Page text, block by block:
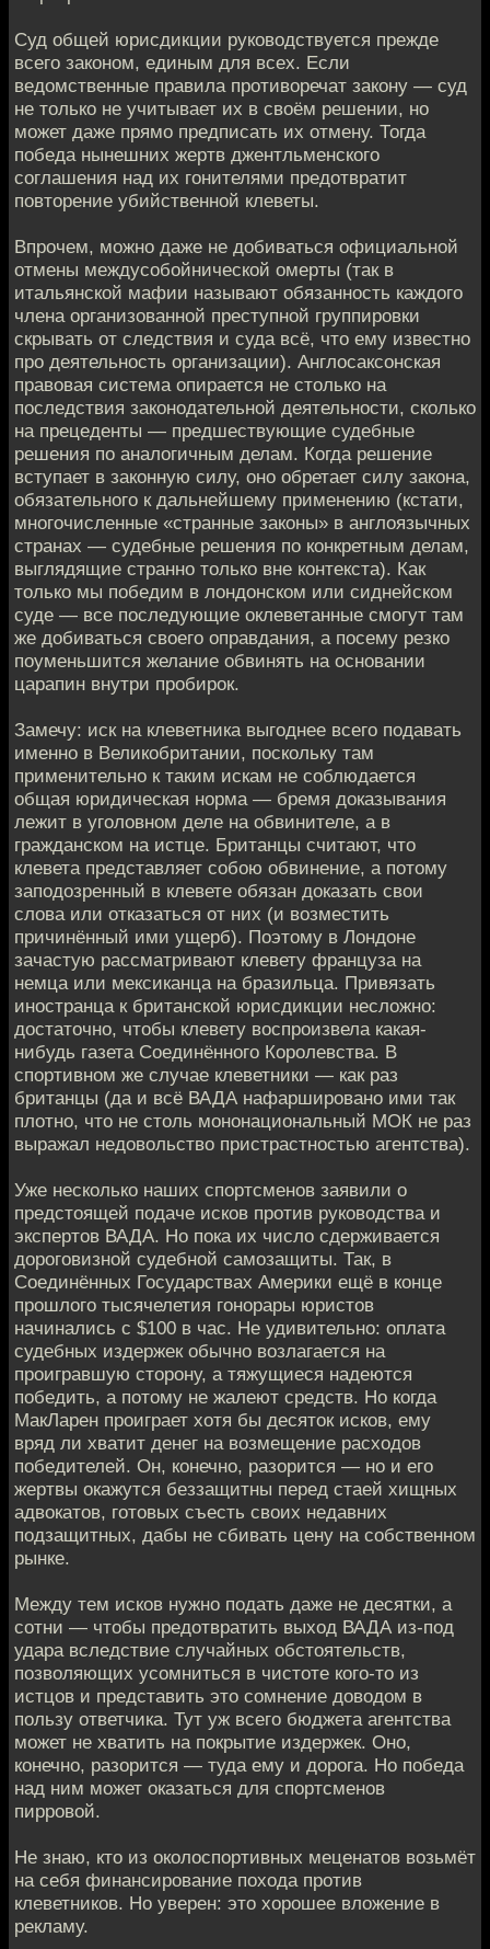
Суд общей юрисдикции руководствуется прежде
всего законом, единым для всех. Если
ведомственные правила противоречат закону — суд
не только не учитывает их в своём решении, но
может даже прямо предписать их отмену. Тогда
победа нынешних жертв джентльменского
соглашения над их гонителями предотвратит
повторение убийственной клеветы.
Впрочем, можно даже не добиваться официальной
отмены междусобойнической омерты (так в
итальянской мафии называют обязанность каждого
члена организованной преступной группировки
скрывать от следствия и суда всё, что ему известно
про деятельность организации). Англосаксонская
правовая система опирается не столько на
последствия законодательной деятельности, сколько
на прецеденты — предшествующие судебные
решения по аналогичным делам. Когда решение
вступает в законную силу, оно обретает силу закона,
обязательного к дальнейшему применению (кстати,
многочисленные «странные законы» в англоязычных
странах — судебные решения по конкретным делам,
выглядящие странно только вне контекста). Как
только мы победим в лондонском или сиднейском
суде — все последующие оклеветанные смогут там
же добиваться своего оправдания, а посему резко
поуменьшится желание обвинять на основании
царапин внутри пробирок.
Замечу: иск на клеветника выгоднее всего подавать
именно в Великобритании, поскольку там
применительно к таким искам не соблюдается
общая юридическая норма — бремя доказывания
лежит в уголовном деле на обвинителе, а в
гражданском на истце. Британцы считают, что
клевета представляет собою обвинение, а потому
заподозренный в клевете обязан доказать свои
слова или отказаться от них (и возместить
причинённый ими ущерб). Поэтому в Лондоне
зачастую рассматривают клевету француза на
немца или мексиканца на бразильца. Привязать
иностранца к британской юрисдикции несложно:
достаточно, чтобы клевету воспроизвела какая-
нибудь газета Соединённого Королевства. В
спортивном же случае клеветники — как раз
британцы (да и всё ВАДА нафаршировано ими так
плотно, что не столь мононациональный МОК не раз
выражал недовольство пристрастностью агентства).
Уже несколько наших спортсменов заявили о
предстоящей подаче исков против руководства и
экспертов ВАДА. Но пока их число сдерживается
дороговизной судебной самозащиты. Так, в
Соединённых Государствах Америки ещё в конце
прошлого тысячелетия гонорары юристов
начинались с $100 в час. Не удивительно: оплата
судебных издержек обычно возлагается на
проигравшую сторону, а тяжущиеся надеются
победить, а потому не жалеют средств. Но когда
МакЛарен проиграет хотя бы десяток исков, ему
вряд ли хватит денег на возмещение расходов
победителей. Он, конечно, разорится — но и его
жертвы окажутся беззащитны перед стаей хищных
адвокатов, готовых съесть своих недавних
подзащитных, дабы не сбивать цену на собственном
рынке.
Между тем исков нужно подать даже не десятки, а
сотни — чтобы предотвратить выход ВАДА из-под
удара вследствие случайных обстоятельств,
позволяющих усомниться в чистоте кого-то из
истцов и представить это сомнение доводом в
пользу ответчика. Тут уж всего бюджета агентства
может не хватить на покрытие издержек. Оно,
конечно, разорится — туда ему и дорога. Но победа
над ним может оказаться для спортсменов
пирровой.
Не знаю, кто из околоспортивных меценатов возьмёт
на себя финансирование похода против
клеветников. Но уверен: это хорошее вложение в
рекламу.